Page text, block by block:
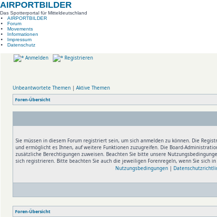
AIRPORTBILDER
Das Spotterportal für Mitteldeutschland
AIRPORTBILDER
Forum
Movements
Informationen
Impressum
Datenschutz
Anmelden Registrieren
Unbeantwortete Themen | Aktive Themen
Foren-Übersicht
Sie müssen in diesem Forum registriert sein, um sich anmelden zu können. Die
und ermöglicht es Ihnen, auf weitere Funktionen zuzugreifen. Die Board-
zusätzliche Berechtigungen zuweisen. Beachten Sie bitte unsere
sich registrieren. Bitte beachten Sie auch die jeweiligen Forenregeln, wenn Sie sich
Nutzungsbedingungen |
Foren-Übersicht